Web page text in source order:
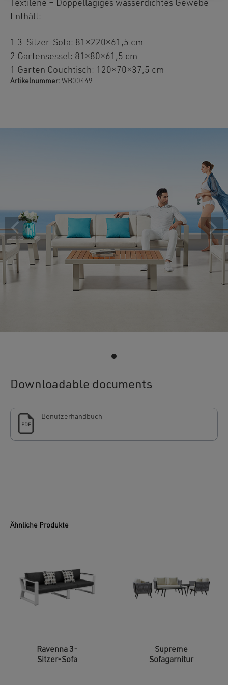
Textilene – Doppellagiges wasserdichtes Gewebe
Enthält:
1 3-Sitzer-Sofa: 81×220×61,5 cm
2 Gartensessel: 81×80×61,5 cm
1 Garten Couchtisch: 120×70×37,5 cm
Artikelnummer: WB00449
Downloadable documents
PDF
Benutzerhandbuch
Ähnliche Produkte
Ravenna 3-
Sitzer-Sofa
Supreme
Sofagarnitur